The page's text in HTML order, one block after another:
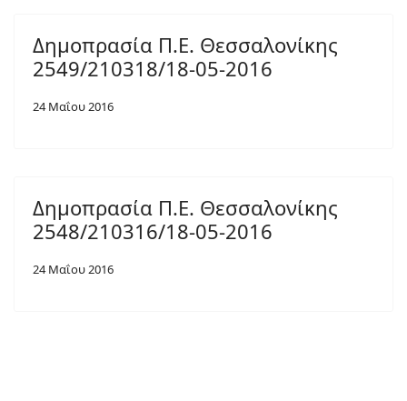
Δημοπρασία Π.Ε. Θεσσαλονίκης
2549/210318/18-05-2016
24 Μαΐου 2016
Δημοπρασία Π.Ε. Θεσσαλονίκης
2548/210316/18-05-2016
24 Μαΐου 2016